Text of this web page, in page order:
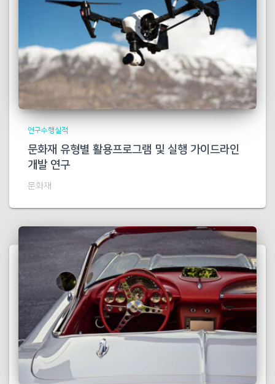
연구수행실적
문화재 유형별 활용프로그램 및 실행 가이드라인
개발 연구
문화재